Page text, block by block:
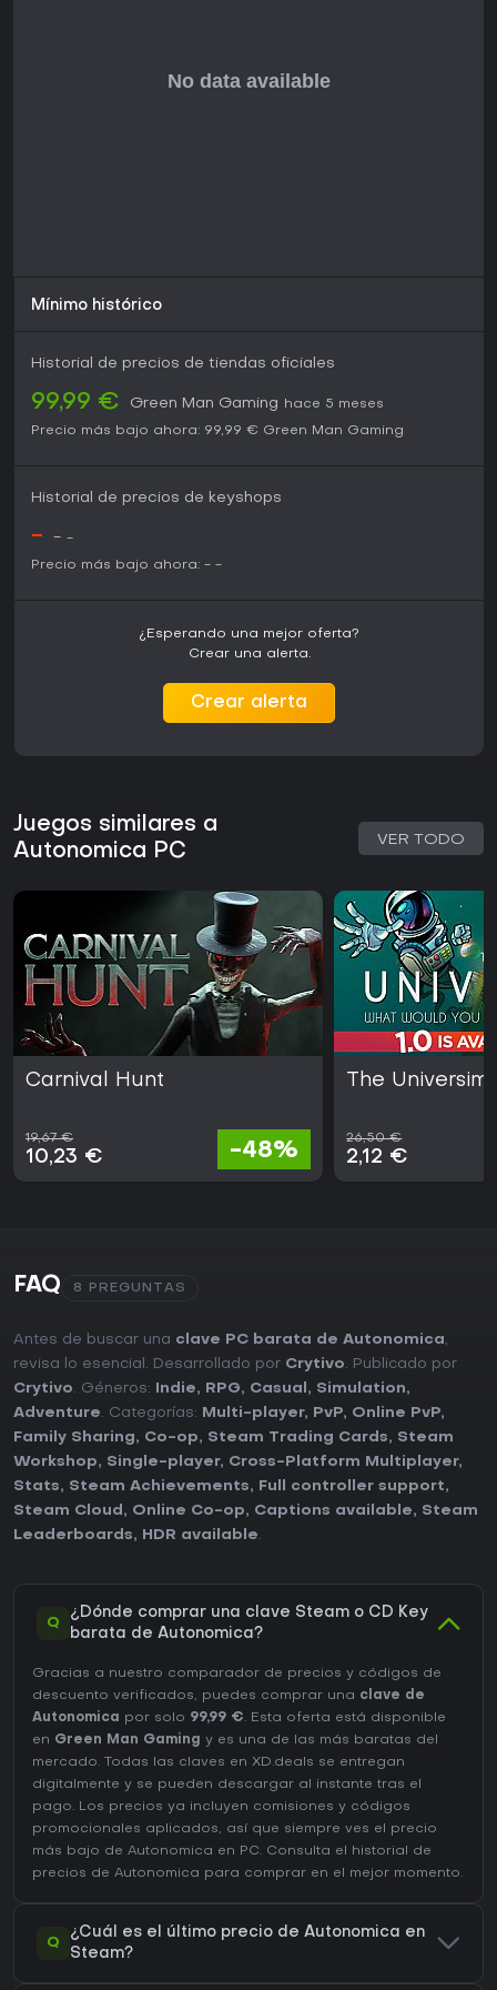
Mínimo histórico
Historial de precios de tiendas oficiales
99,99 € Green Man Gaming
hace 5 meses
Precio más bajo ahora: 99,99 € Green Man Gaming
Historial de precios de keyshops
- - -
Precio más bajo ahora: - -
¿Esperando una mejor oferta?
Crear una alerta.
Crear alerta
Juegos similares a
Autonomica PC
VER TODO
Carnival Hunt
19,67 €
10,23 € -48%
The Universim
26,50 €
2,12 €
FAQ 8 PREGUNTAS
Antes de buscar una clave PC barata de Autonomica,
revisa lo esencial. Desarrollado por Crytivo. Publicado por
Crytivo. Géneros: Indie, RPG, Casual , Simulation,
Adventure. Categorías: Multi-player, PvP, Online PvP,
Family Sharing, Co-op, Steam Trading Cards, Steam
Workshop, Single-player, Cross-Platform Multiplayer,
Stats, Steam Achievements, Full controller support,
Steam Cloud , Online Co-op, Captions available, Steam
Leaderboards, HDR available.
Q
¿Dónde comprar una clave Steam o CD Key
barata de Autonomica?
Gracias a nuestro comparador de precios y códigos de
descuento verificados, puedes comprar una clave de
Autonomica
por solo 99,99 €. Esta oferta está disponible
en Green Man Gaming y es una de las más baratas del
mercado. Todas las claves en XD.deals se entregan
digitalmente y se pueden descargar al instante tras el
pago. Los precios ya incluyen comisiones y códigos
promocionales aplicados, así que siempre ves el precio
más bajo de Autonomica en PC. Consulta el
historial de
precios de Autonomica para comprar en el mejor momento.
Q
¿Cuál es el último precio de Autonomica en
Steam?